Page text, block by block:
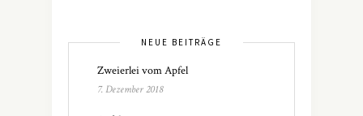
NEUE BEITRÄGE
Zweierlei vom Apfel
7. Dezember 2018